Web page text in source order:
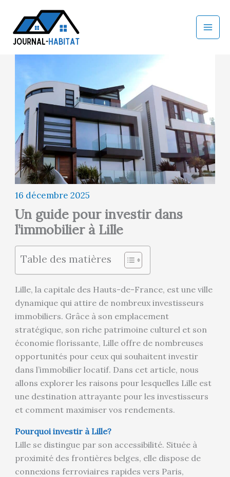
contenu
16 décembre 2025
Un guide pour investir dans
l’immobilier à Lille
Table des matières
Lille, la capitale des Hauts-de-France, est une ville
dynamique qui attire de nombreux investisseurs
immobiliers. Grâce à son emplacement
stratégique, son riche patrimoine culturel et son
économie florissante, Lille offre de nombreuses
opportunités pour ceux qui souhaitent investir
dans l’immobilier locatif. Dans cet article, nous
allons explorer les raisons pour lesquelles Lille est
une destination attrayante pour les investisseurs
et comment maximiser vos rendements.
Pourquoi investir à Lille?
Lille se distingue par son accessibilité. Située à
proximité des frontières belges, elle dispose de
connexions ferroviaires rapides vers Paris,